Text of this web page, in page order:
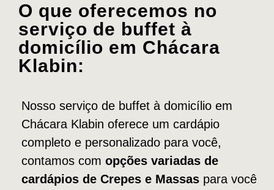
O que oferecemos no
serviço de buffet à
domicílio em Chácara
Klabin:
Nosso serviço de buffet à domicílio em
Chácara Klabin oferece um cardápio
completo e personalizado para você,
contamos com opções variadas de
cardápios de Crepes e Massas para você